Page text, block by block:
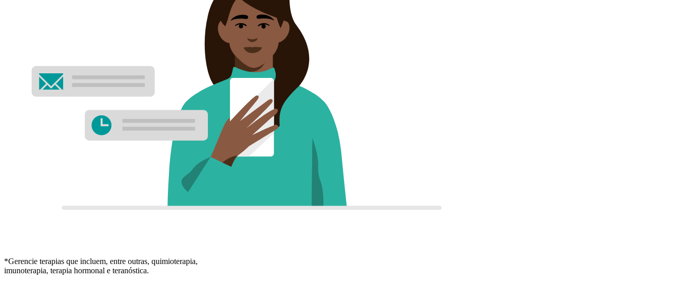
*Gerencie terapias que incluem, entre outras, quimioterapia,
imunoterapia, terapia hormonal e teranóstica.